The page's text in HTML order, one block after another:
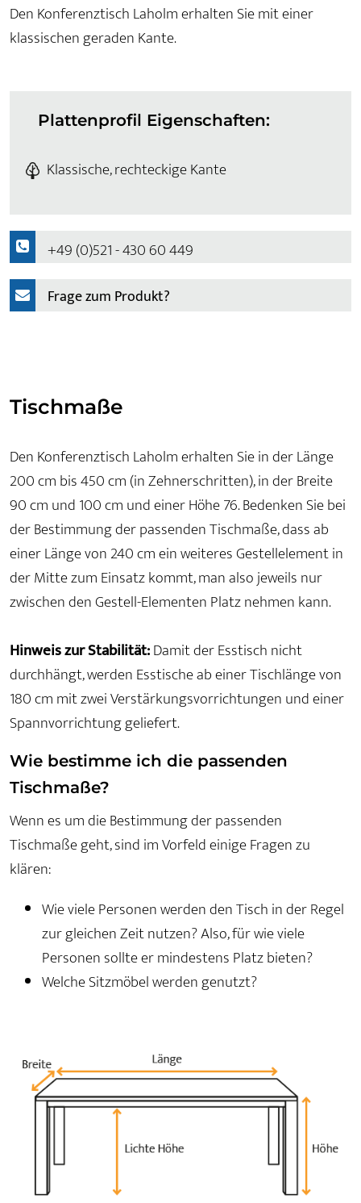
Den Konferenztisch Laholm erhalten Sie mit einer
klassischen geraden Kante.
Plattenprofil Eigenschaften:
Klassische, rechteckige Kante
+49 (0)521 - 430 60 449
Frage zum Produkt?
Tischmaße
Den Konferenztisch Laholm erhalten Sie in der Länge
200 cm bis 450 cm (in Zehnerschritten), in der Breite
90 cm und 100 cm und einer Höhe 76. Bedenken Sie bei
der Bestimmung der passenden Tischmaße, dass ab
einer Länge von 240 cm ein weiteres Gestellelement in
der Mitte zum Einsatz kommt, man also jeweils nur
zwischen den Gestell-Elementen Platz nehmen kann.
Hinweis zur Stabilität:Damit der Esstisch nicht
durchhängt, werden Esstische ab einer Tischlänge von
180 cm mit zwei Verstärkungsvorrichtungen und einer
Spannvorrichtung geliefert.
Wie bestimme ich die passenden
Tischmaße?
Wenn es um die Bestimmung der passenden
Tischmaße geht, sind im Vorfeld einige Fragen zu
klären:
Wie viele Personen werden den Tisch in der Regel
zur gleichen Zeit nutzen? Also, für wie viele
Personen sollte er mindestens Platz bieten?
Welche Sitzmöbel werden genutzt?